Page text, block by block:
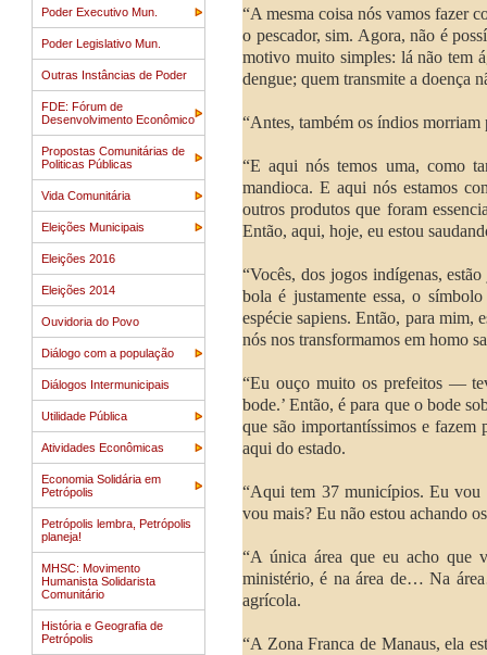
Poder Executivo Mun.
Poder Legislativo Mun.
Outras Instâncias de Poder
FDE: Fórum de
Desenvolvimento Econômico
Propostas Comunitárias de
Politicas Públicas
Vida Comunitária
Eleições Municipais
Eleições 2016
Eleições 2014
Ouvidoria do Povo
Diálogo com a população
Diálogos Intermunicipais
Utilidade Pública
Atividades Econômicas
Economia Solidária em
Petrópolis
Petrópolis lembra, Petrópolis
planeja!
MHSC: Movimento
Humanista Solidarista
Comunitário
História e Geografia de
Petrópolis
“A mesma coisa nós vamos fazer
o pescador, sim. Agora, não é
motivo muito simples: lá não tem
dengue; quem transmite a doença
“Antes, também os índios morriam
“E aqui nós temos uma, como
mandioca. E aqui nós estamos
outros produtos que foram
Então, aqui, hoje, eu estou
“Vocês, dos jogos indígenas,
bola é justamente essa, o
espécie sapiens. Então, para mim,
nós nos transformamos em homo
“Eu ouço muito os prefeitos —
bode.’ Então, é para que o bode
que são importantíssimos e fazem
aqui do estado.
“Aqui tem 37 municípios. Eu vou
vou mais? Eu não estou achando
“A única área que eu acho que
ministério, é na área de… Na
agrícola.
“A Zona Franca de Manaus, ela